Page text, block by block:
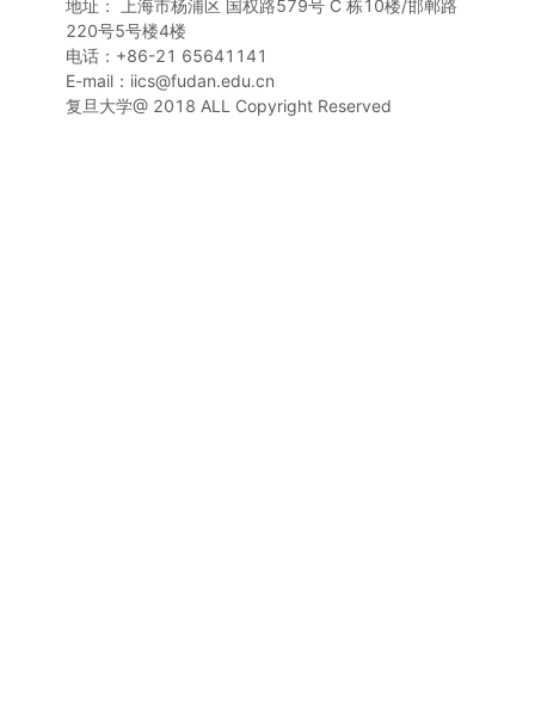
地址： 上海市杨浦区 国权路579号 C 栋10楼/邯郸路
220号5号楼4楼
电话：+86-21 65641141
E-mail：iics@fudan.edu.cn
复旦大学@ 2018 ALL Copyright Reserved